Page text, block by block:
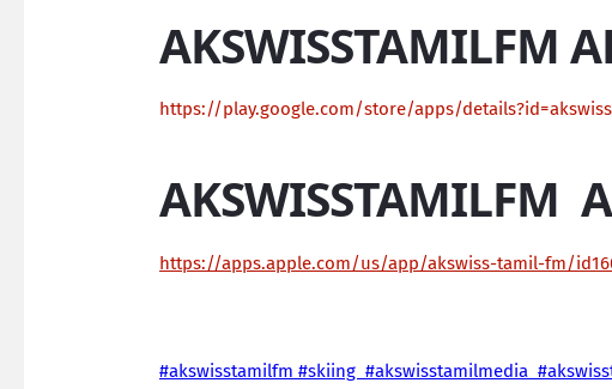
AKSWISSTAMILFM
https://play.google.com/store/apps/
AKSWISSTAMILFM
https://apps.apple.com/us/app/akswiss-tamil-fm/
#akswisstamilfm #skiing #akswisstamilmedia